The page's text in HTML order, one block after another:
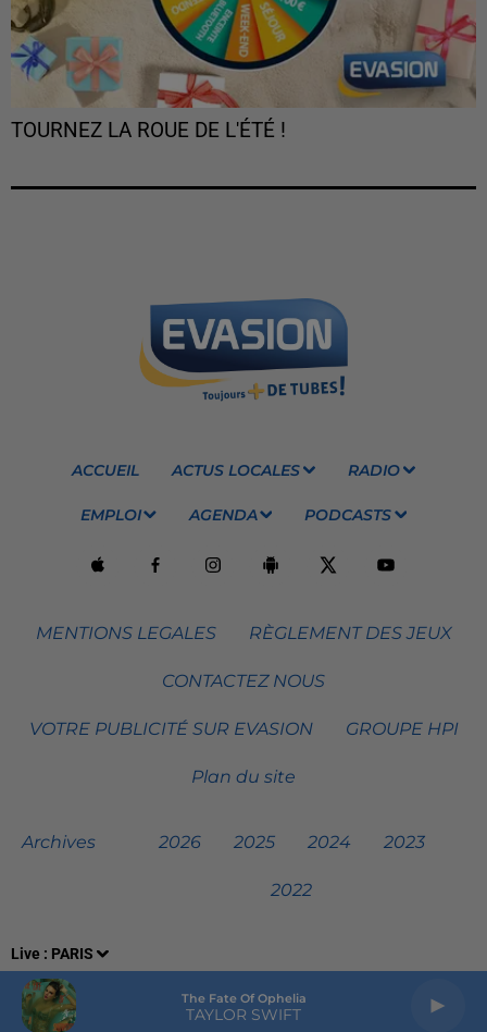
Live : PARIS
The Fate Of Ophelia
TAYLOR SWIFT
TOURNEZ LA ROUE DE L'ÉTÉ !
ACCUEIL ACTUS LOCALES RADIO
EMPLOI AGENDA PODCASTS
MENTIONS LEGALES RÈGLEMENT DES JEUX
CONTACTEZ NOUS
VOTRE PUBLICITÉ SUR EVASION GROUPE HPI
Plan du site
Archives 2026 2025 2024 2023
2022